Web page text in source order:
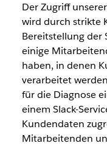
Der Zugriff
wird durch strikte
Bereitstellung der
einige
haben, in denen
verarbeitet
für die Diagnose
einem Slack-
Kundendaten
Mitarbeitenden